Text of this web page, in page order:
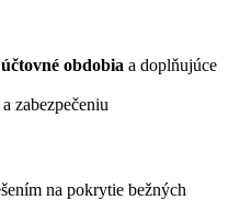
obdobia a doplňujúce
zabezpečeniu
na pokrytie bežných